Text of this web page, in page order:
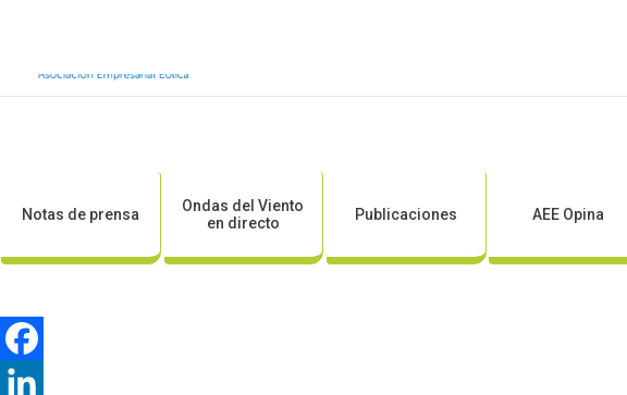
Notas de prensa
Ondas del Viento
en directo
Publicaciones AEE Opina